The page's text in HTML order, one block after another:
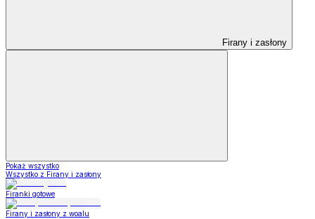
Firany i zasłony
Pokaż wszystko
Wszystko z Firany i zasłony
Firanki gotowe
Firany i zasłony z woalu